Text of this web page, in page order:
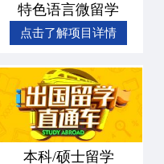
特色语言微留学
点击了解项目详情
本科/硕士留学